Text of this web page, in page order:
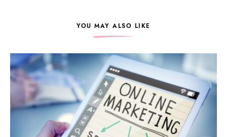
YOU MAY ALSO LIKE